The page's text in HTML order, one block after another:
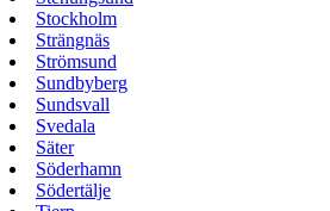
Stockholm
Strängnäs
Strömsund
Sundbyberg
Sundsvall
Svedala
Säter
Söderhamn
Södertälje